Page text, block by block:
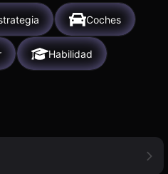
Coches
Habilidad